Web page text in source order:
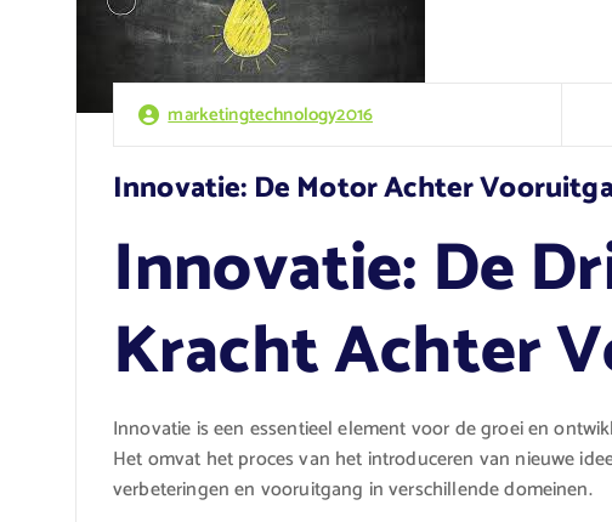
marketingtechnology2016
Innovatie: De Motor Achter
Innovatie: De
Kracht Achter
Innovatie is een essentieel element voor de groei en
Het omvat het proces van het introduceren van nieuwe
verbeteringen en vooruitgang in verschillende domeinen.